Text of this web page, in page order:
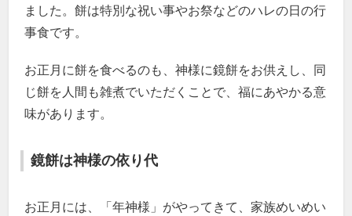
ました。餅は特別な祝い事やお祭などのハレの日の行
事食です。
お正月に餅を食べるのも、神様に鏡餅をお供えし、同
じ餅を人間も雑煮でいただくことで、福にあやかる意
味があります。
鏡餅は神様の依り代
お正月には、「年神様」がやってきて、家族めいめい